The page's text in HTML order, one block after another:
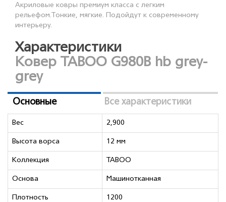
Акриловые ковры премиум класса с легким
рельефом.Тонкие, мягкие. Подойдут к современному
интерьеру.
Характеристики
Ковер TABOO G980B hb grey-
grey
Основные Все характеристики
Вес 2,900
Высота ворса 12 мм
Коллекция TABOO
Основа Машинотканная
Плотность 1200